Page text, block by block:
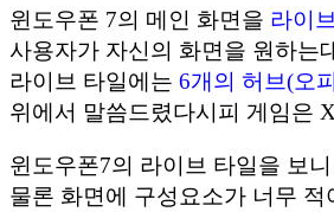
윈도우폰 7의 메인 화면을 라이
사용자가 자신의 화면을 원하는
라이브 타일에는 6개의 허브(오
위에서 말씀드렸다시피 게임은
윈도우폰7의 라이브 타일을 보
물론 화면에 구성요소가 너무